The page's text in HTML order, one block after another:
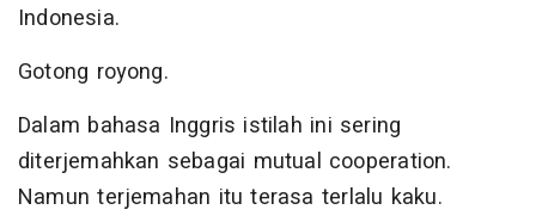
Indonesia.
Gotong royong.
Dalam bahasa Inggris istilah ini sering
diterjemahkan sebagai mutual cooperation.
Namun terjemahan itu terasa terlalu kaku.